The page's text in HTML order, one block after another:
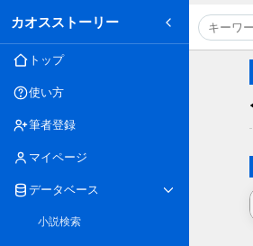
カオスストーリー
トップ
使い方
筆者登録
マイページ
データベース
小説検索